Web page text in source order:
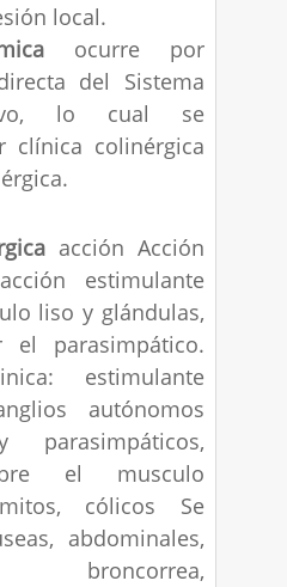
local.
ocurre por
del Sistema
lo cual se
clínica colinérgica
acción Acción
estimulante
liso y glándulas,
el parasimpático.
estimulante
autónomos
parasimpáticos,
el musculo
cólicos Se
abdominales,